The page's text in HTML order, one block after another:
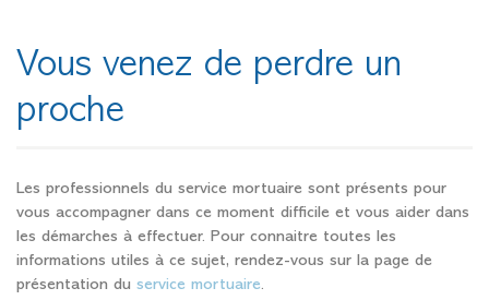
Vous venez de perdre un
proche
Les professionnels du service mortuaire sont présents pour
vous accompagner dans ce moment difficile et vous aider dans
les démarches à effectuer. Pour connaitre toutes les
informations utiles à ce sujet, rendez-vous sur la page de
présentation du service mortuaire.